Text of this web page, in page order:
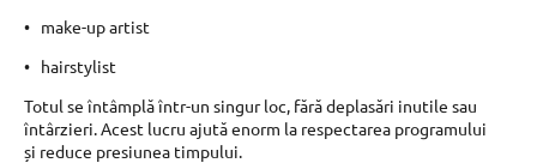
make-up artist
hairstylist
Totul se întâmplă într-un singur loc, fără deplasări inutile sau
întârzieri. Acest lucru ajută enorm la respectarea programului
și reduce presiunea timpului.